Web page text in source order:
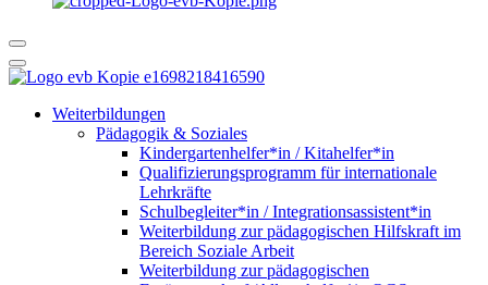
Weiterbildungen
Pädagogik & Soziales
Kindergartenhelfer*in / Kitahelfer*in
Qualifizierungsprogramm für internationale
Lehrkräfte
Schulbegleiter*in / Integrationsassistent*in
Weiterbildung zur pädagogischen Hilfskraft im
Bereich Soziale Arbeit
Weiterbildung zur pädagogischen